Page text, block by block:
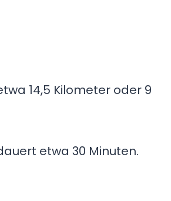
14,5 Kilometer oder 9
etwa 30 Minuten.